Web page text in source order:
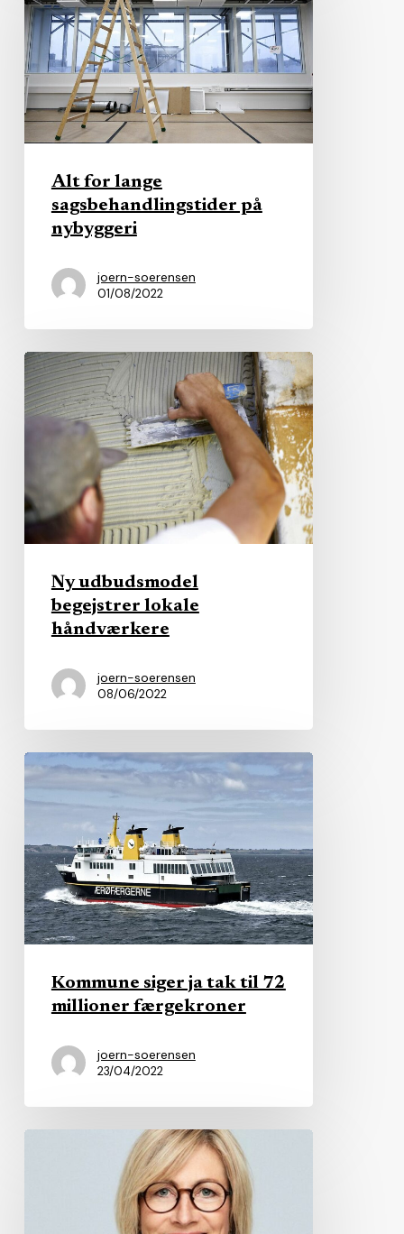
lange
sagsbehandlingstider
på
nybyggeri
Alt for lange
sagsbehandlingstider på
nybyggeri
joern-soerensen
01/08/2022
Ny
udbudsmodel
begejstrer
håndværkere
Ny udbudsmodel
begejstrer lokale
håndværkere
joern-soerensen
08/06/2022
Kommune
siger
tak
til
72
millioner
færgekroner
Kommune siger ja tak til 72
millioner færgekroner
joern-soerensen
23/04/2022